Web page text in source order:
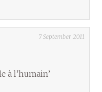
7 September 2011
à l’humain’